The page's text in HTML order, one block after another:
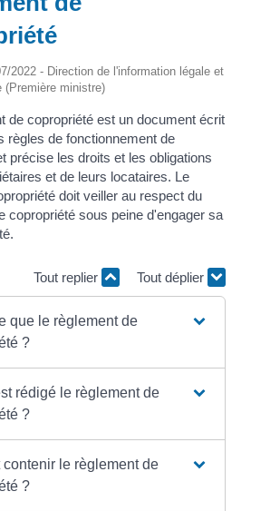
2022 - Direction de l'information légale et
(Première ministre)
de copropriété est un document écrit
règles de fonctionnement de
précise les droits et les obligations
et de leurs locataires. Le
doit veiller au respect du
copropriété sous peine d'engager sa
Tout replier Tout déplier
que le règlement de
?
rédigé le règlement de
?
contenir le règlement de
?